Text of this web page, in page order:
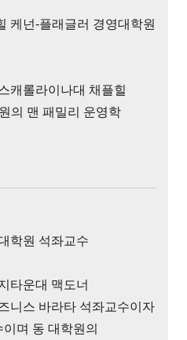
케넌-플래글러 경영대학원
캐롤라이나대 채플힐
의 맨 패밀리 운영학
학원 석좌교수
타운대 맥도너
니스 바라타 석좌교수이자
며 동 대학원의